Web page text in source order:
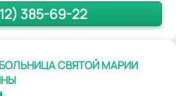
385-69-22
СВЯТОЙ МАРИИ